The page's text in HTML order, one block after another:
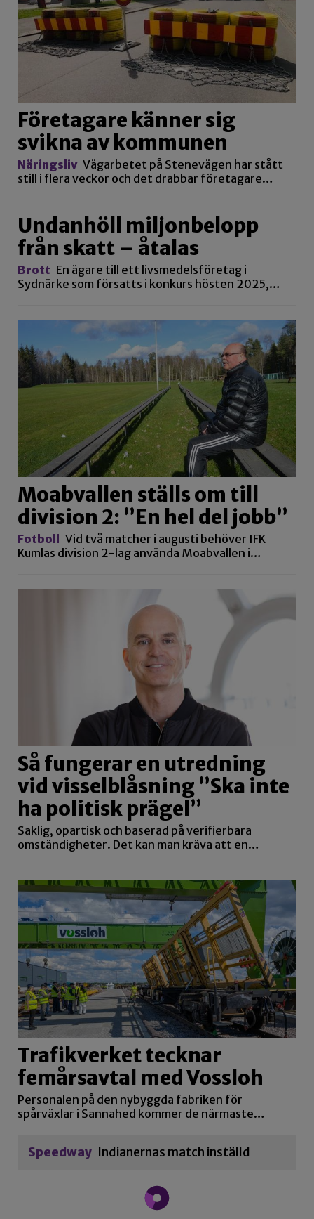
Företagare känner sig
svikna av kommunen
Näringsliv Vägarbetet på Stenevägen har stått
still i flera veckor och det drabbar företagare…
Undanhöll miljonbelopp
från skatt – åtalas
Brott En ägare till ett livsmedelsföretag i
Sydnärke som försatts i konkurs hösten 2025,…
Moabvallen ställs om till
division 2: ”En hel del jobb”
Fotboll Vid två matcher i augusti behöver IFK
Kumlas division 2-lag använda Moabvallen i…
Så fungerar en utredning
vid visselblåsning ”Ska inte
ha politisk prägel”
Saklig, opartisk och baserad på verifierbara
omständigheter. Det kan man kräva att en…
Trafikverket tecknar
femårsavtal med Vossloh
Personalen på den nybyggda fabriken för
spårväxlar i Sannahed kommer de närmaste…
Speedway Indianernas match inställd